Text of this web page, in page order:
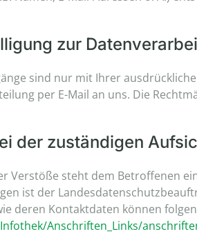
zur
sind nur mit Ihrer
per E-Mail an uns. Die
der zuständigen
Verstöße steht dem Betroffenen
ist der
deren Kontaktdaten können
Anschriften_Links/